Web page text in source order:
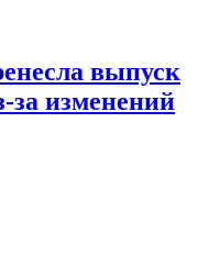
выпуск
за изменений